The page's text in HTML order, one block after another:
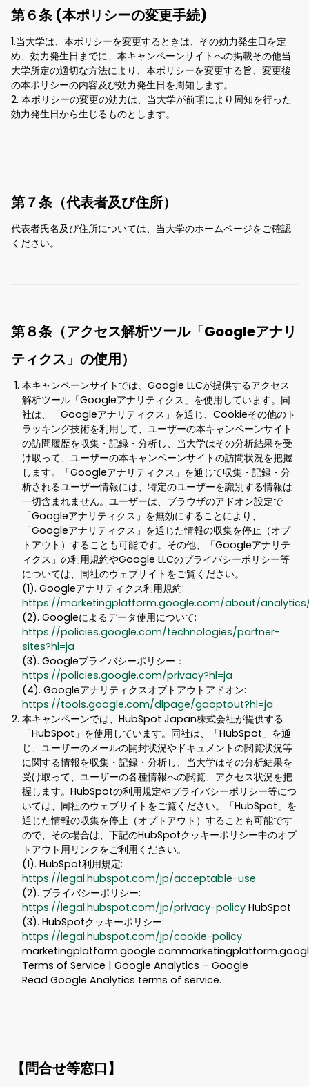
第６条 (本ポリシーの変更手続)
1.当大学は、本ポリシーを変更するときは、その効力発生日を定
め、効力発生日までに、本キャンペーンサイトへの掲載その他当
大学所定の適切な方法により、本ポリシーを変更する旨、変更後
の本ポリシーの内容及び効力発生日を周知します。
2. 本ポリシーの変更の効力は、当大学が前項により周知を行った
効力発生日から生じるものとします。
第７条（代表者及び住所）
代表者氏名及び住所については、当大学のホームページをご確認
ください。
第８条（アクセス解析ツール「Googleアナリ
ティクス」の使用）
本キャンペーンサイトでは、Google LLCが提供するアクセス
解析ツール「Googleアナリティクス」を使用しています。同
社は、「Googleアナリティクス」を通じ、Cookieその他のト
ラッキング技術を利用して、ユーザーの本キャンペーンサイト
の訪問履歴を収集・記録・分析し、当大学はその分析結果を受
け取って、ユーザーの本キャンペーンサイトの訪問状況を把握
します。「Googleアナリティクス」を通じて収集・記録・分
析されるユーザー情報には、特定のユーザーを識別する情報は
一切含まれません。ユーザーは、ブラウザのアドオン設定で
「Googleアナリティクス」を無効にすることにより、
「Googleアナリティクス」を通じた情報の収集を停止（オプ
トアウト）することも可能です。その他、「Googleアナリテ
ィクス」の利用規約やGoogle LLCのプライバシーポリシー等
については、同社のウェブサイトをご覧ください。
(1). Googleアナリティクス利用規約:
https://marketingplatform.google.com/about/
(2). Googleによるデータ使用について:
https://policies.google.com/technologies/partner-
sites?hl=ja
(3). Googleプライバシーポリシー：
https://policies.google.com/privacy?hl=ja
(4). Googleアナリティクスオプトアウトアドオン:
https://tools.google.com/dlpage/gaoptout?hl=ja
本キャンペーンでは、HubSpot Japan株式会社が提供する
「HubSpot」を使用しています。同社は、「HubSpot」を通
じ、ユーザーのメールの開封状況やドキュメントの閲覧状況等
に関する情報を収集・記録・分析し、当大学はその分析結果を
受け取って、ユーザーの各種情報への閲覧、アクセス状況を把
握します。HubSpotの利用規定やプライバシーポリシー等につ
いては、同社のウェブサイトをご覧ください。「HubSpot」を
通じた情報の収集を停止（オプトアウト）することも可能です
ので、その場合は、下記のHubSpotクッキーポリシー中のオプ
トアウト用リンクをご利用ください。
(1). HubSpot利用規定:
https://legal.hubspot.com/jp/acceptable-use
(2). プライバシーポリシー:
https://legal.hubspot.com/jp/privacy-policy HubSpot
(3). HubSpotクッキーポリシー:
https://legal.hubspot.com/jp/cookie-policy
Terms of Service | Google Analytics – Google
Read Google Analytics terms of service.
【問合せ等窓口】